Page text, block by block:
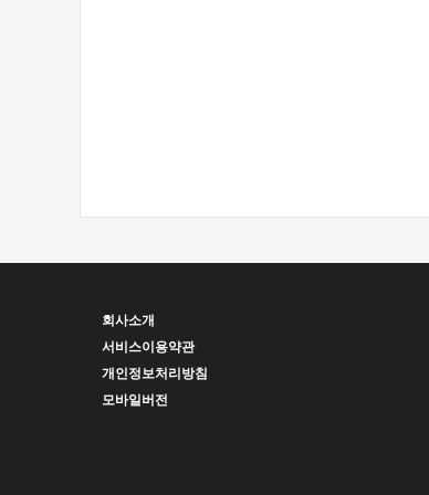
회사소개
서비스이용약관
개인정보처리방침
모바일버전